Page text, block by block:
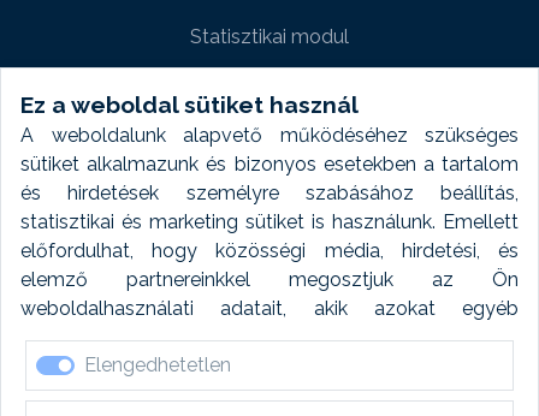
Ez a weboldal sütiket használ
A weboldalunk alapvető működéséhez szükséges
sütiket alkalmazunk és bizonyos esetekben a tartalom
és hirdetések személyre szabásához beállítás,
statisztikai és marketing sütiket is használunk. Emellett
előfordulhat, hogy közösségi média, hirdetési, és
elemző partnereinkkel megosztjuk az Ön
weboldalhasználati adatait, akik azokat egyéb
forrásokból gyűjtött adatokkal kombinálhatják. A sütik
elfogadásával kapcsolatosan naplózást végzünk és
ezen adatokat 6 hónap után automatikusan töröljük. A
Elengedhetetlen
Statisztikai modul
Weboldal modul
Fényképtár extra modul
Autómosó modul
Feladatütemezés